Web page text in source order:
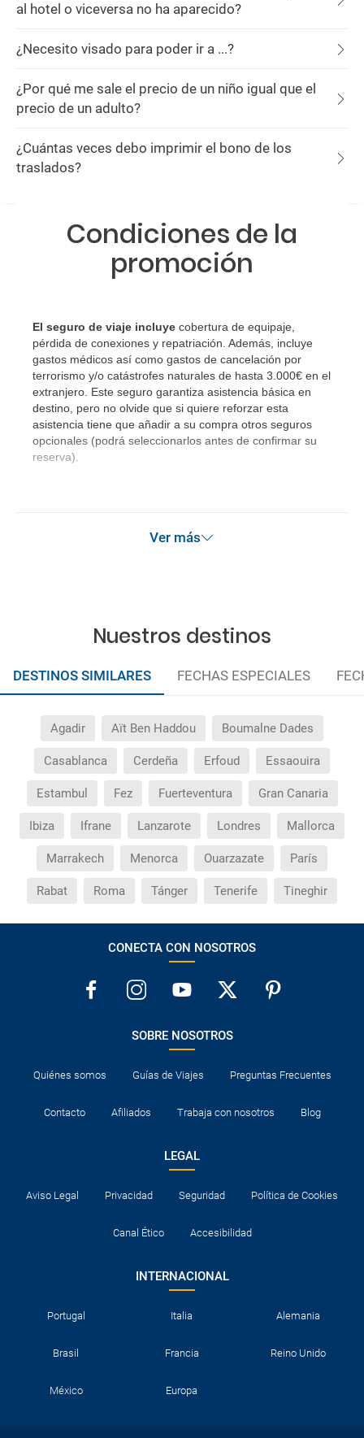
al hotel o viceversa no ha aparecido?
¿Necesito visado para poder ir a ...?
¿Por qué me sale el precio de un niño igual que el
precio de un adulto?
¿Cuántas veces debo imprimir el bono de los
traslados?
Condiciones de la
promoción
El seguro de viaje incluye cobertura de equipaje,
pérdida de conexiones y repatriación. Además, incluye
gastos médicos así como gastos de cancelación por
terrorismo y/o catástrofes naturales de hasta 3.000€ en el
extranjero. Este seguro garantiza asistencia básica en
destino, pero no olvide que si quiere reforzar esta
asistencia tiene que añadir a su compra otros seguros
opcionales (podrá seleccionarlos antes de confirmar su
reserva).
Ver más
Nuestros destinos
DESTINOS SIMILARES FECHAS ESPECIALES
Agadir Aït Ben Haddou Boumalne Dades
Casablanca Cerdeña Erfoud Essaouira
Estambul Fez Fuerteventura Gran Canaria
Ibiza Ifrane Lanzarote Londres Mallorca
Marrakech Menorca Ouarzazate París
Rabat Roma Tánger Tenerife Tineghir
CONECTA CON NOSOTROS
SOBRE NOSOTROS
Quiénes somos Guías de Viajes Preguntas Frecuentes
Contacto Afiliados Trabaja con nosotros Blog
LEGAL
Aviso Legal Privacidad Seguridad Política de Cookies
Canal Ético Accesibilidad
INTERNACIONAL
Portugal Italia Alemania
Brasil Francia Reino Unido
México Europa